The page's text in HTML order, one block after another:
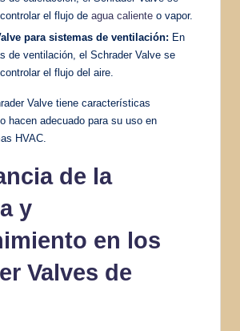
el flujo de agua caliente o vapor.
para sistemas de ventilación: En
de ventilación, el Schrader Valve se
el flujo del aire.
Valve tiene características
hacen adecuado para su uso en
HVAC.
de la
y
en los
Valves de